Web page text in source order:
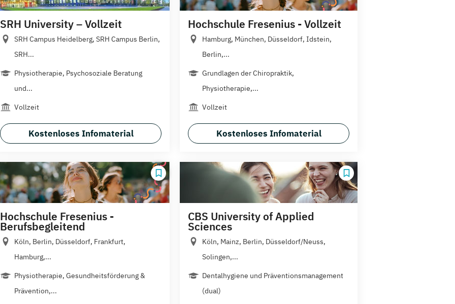
SRH University – Vollzeit
SRH Campus Heidelberg, SRH Campus Berlin,
SRH...
Physiotherapie, Psychosoziale Beratung
und...
Vollzeit
Kostenloses Infomaterial
Hochschule Fresenius - Vollzeit
Hamburg, München, Düsseldorf, Idstein,
Berlin,...
Grundlagen der Chiropraktik,
Physiotherapie,...
Vollzeit
Kostenloses Infomaterial
Hochschule Fresenius -
Berufsbegleitend
Köln, Berlin, Düsseldorf, Frankfurt,
Hamburg,...
Physiotherapie, Gesundheitsförderung &
Prävention,...
CBS University of Applied
Sciences
Köln, Mainz, Berlin, Düsseldorf/Neuss,
Solingen,...
Dentalhygiene und Präventionsmanagement
(dual)